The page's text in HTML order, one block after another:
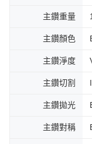
主鑽重量
主鑽顏色
主鑽淨度
主鑽切割
主鑽拋光
主鑽對稱